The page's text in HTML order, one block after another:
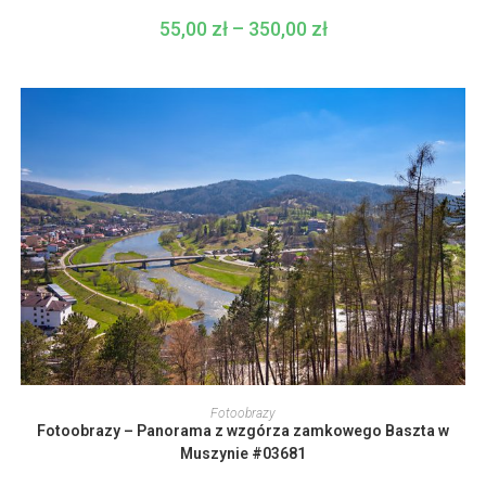
można
wybrać
produktu
55,00 zł – 350,00 złZakres
cen:
do
WYBIERZ OPCJE
produkt
ma
wiele
wariantów.
Fotoobrazy
Fotoobrazy – Panorama z wzgórza zamkowego Baszta w
Muszynie #03681